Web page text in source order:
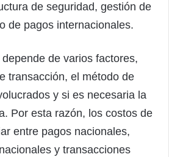
de seguridad, gestión de
de pagos internacionales.
de varios factores,
transacción, el método de
y si es necesaria la
Por esta razón, los costos de
entre pagos nacionales,
y transacciones